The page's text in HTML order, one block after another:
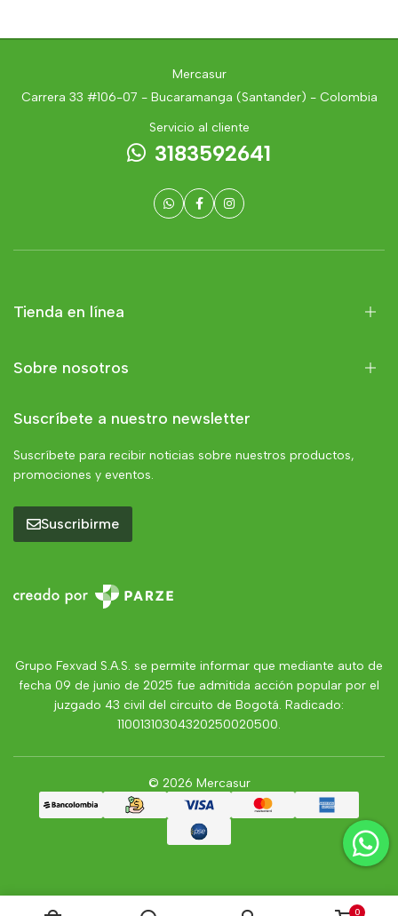
Mercasur
Carrera 33 #106-07 - Bucaramanga (Santander) - Colombia
Servicio al cliente
3183592641
Tienda en línea
Sobre nosotros
Suscríbete a nuestro newsletter
Suscríbete para recibir noticias sobre nuestros productos,
promociones y eventos.
Suscribirme
Grupo Fexvad S.A.S. se permite informar que mediante auto de
fecha 09 de junio de 2025 fue admitida acción popular por el
juzgado 43 civil del circuito de Bogotá. Radicado:
11001310304320250020500.
© 2026 Mercasur
0